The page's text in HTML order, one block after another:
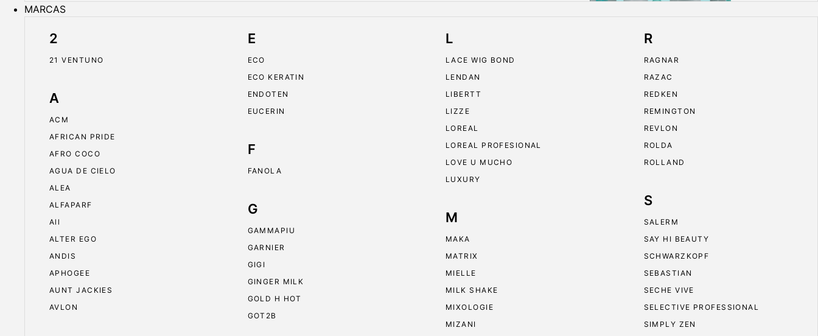
MARCAS
2
21 VENTUNO
A
ACM
AFRICAN PRIDE
AFRO COCO
AGUA DE CIELO
ALEA
ALFAPARF
All
ALTER EGO
ANDIS
APHOGEE
AUNT JACKIES
AVLON
E
ECO
ECO KERATIN
ENDOTEN
EUCERIN
F
FANOLA
G
GAMMAPIU
GARNIER
GIGI
GINGER MILK
GOLD H HOT
GOT2B
L
LACE WIG BOND
LENDAN
LIBERTT
LIZZE
LOREAL
LOREAL PROFESIONAL
LOVE U MUCHO
LUXURY
M
MAKA
MATRIX
MIELLE
MILK SHAKE
MIXOLOGIE
MIZANI
R
RAGNAR
RAZAC
REDKEN
REMINGTON
REVLON
ROLDA
ROLLAND
S
SALERM
SAY HI BEAUTY
SCHWARZKOPF
SEBASTIAN
SECHE VIVE
SELECTIVE PROFESSIONAL
SIMPLY ZEN